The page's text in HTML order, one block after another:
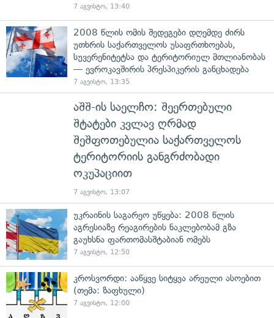
7 აგვისტო, 13:40
2008 წლის ომის შედეგები დღემდე ძირს
უთხრის საქართველოს უსაფრთხოებას,
სუვერენიტეტსა და ტერიტორიულ მთლიანობას
— ევროკავშირის პრესპიკერის განცხადება
7 აგვისტო, 13:35
აშშ-ის საელჩო: შეერთებული
შტატები კვლავ ღრმად
შეშფოთებულია საქართველოს
ტერიტორიის განგრძობადი
ოკუპაციით
7 აგვისტო, 13:07
უკრაინის საგარეო უწყება: 2008 წლის
აგრესიაზე რეაგირების ნაკლებობამ გზა
გაუხსნა ფართომასშტაბიან ომებს
7 აგვისტო, 12:50
კროსვორდი: ააწყვე სიტყვა არეული ასოებით
(თემა: ზაფხული)
7 აგვისტო, 12:00